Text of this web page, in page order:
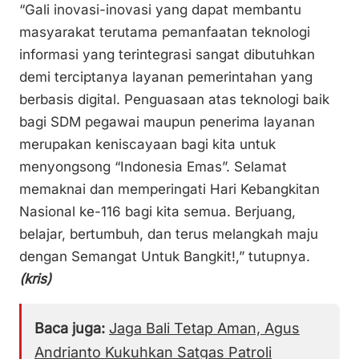
“Gali inovasi-inovasi yang dapat membantu
masyarakat terutama pemanfaatan teknologi
informasi yang terintegrasi sangat dibutuhkan
demi terciptanya layanan pemerintahan yang
berbasis digital. Penguasaan atas teknologi baik
bagi SDM pegawai maupun penerima layanan
merupakan keniscayaan bagi kita untuk
menyongsong “Indonesia Emas”. Selamat
memaknai dan memperingati Hari Kebangkitan
Nasional ke-116 bagi kita semua. Berjuang,
belajar, bertumbuh, dan terus melangkah maju
dengan Semangat Untuk Bangkit!,” tutupnya.
(kris)
Baca juga: Jaga Bali Tetap Aman, Agus
Andrianto Kukuhkan Satgas Patroli